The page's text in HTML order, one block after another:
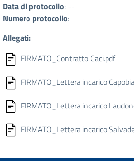
Data di protocollo: --
Numero protocollo:
Allegati:
FIRMATO_Contratto Caci.pdf
FIRMATO_Lettera incarico
FIRMATO_Lettera incarico
FIRMATO_Lettera incarico